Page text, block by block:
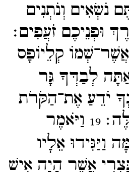
נֹשְׂאִים וְנֹתְנִים
וּפְנֵיכֶם זֹעֲפִים׃
קְלֵיוֹפָס
לְבַדְּךָ גָּר
יֹדֵעַ אֶת־​הַקֹּרֹת
19 וַיֹּאמֶר
וַיַּגִּידוּ אֵלָיו
אֲשֶׁר הָיָה אִישׁ